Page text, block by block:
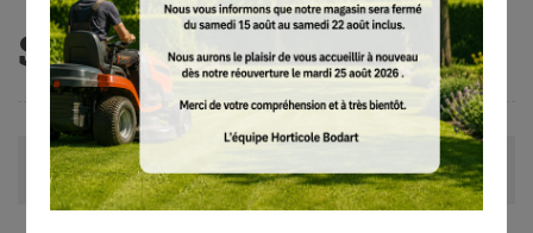
SR 200
Avis (0)